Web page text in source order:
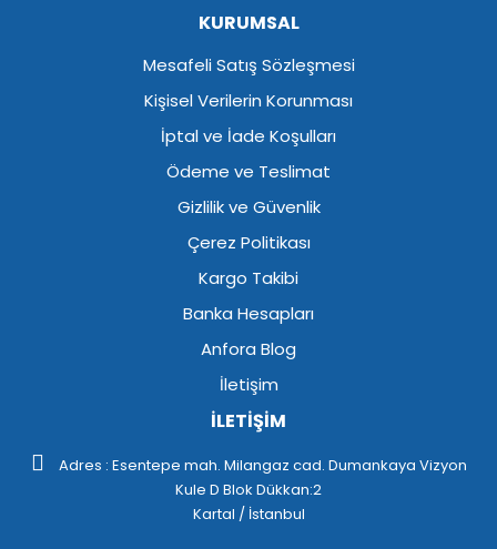
KURUMSAL
Mesafeli Satış Sözleşmesi
Kişisel Verilerin Korunması
İptal ve İade Koşulları
Ödeme ve Teslimat
Gizlilik ve Güvenlik
Çerez Politikası
Kargo Takibi
Banka Hesapları
Anfora Blog
İletişim
İLETİŞİM
Adres : Esentepe mah. Milangaz cad. Dumankaya Vizyon
Kule D Blok Dükkan:2
Kartal / İstanbul